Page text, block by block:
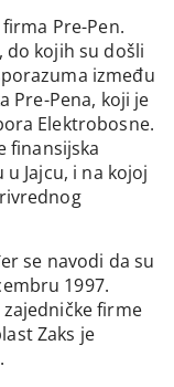
Pre-Pen.
do kojih su došli
između
Pre-Pena, koji je
Elektrobosne.
finansijska
Jajcu, i na kojoj
se navodi da su
1997.
firme
Zaks je